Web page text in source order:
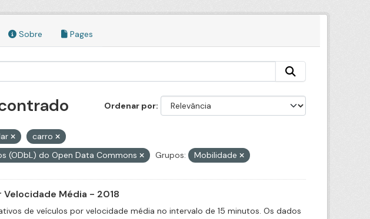
Sobre Pages
Ordenar por
carro
(ODbL) do Open Data Commons Grupos: Mobilidade
Média - 2018
de veículos por velocidade média no intervalo de 15 minutos. Os dados